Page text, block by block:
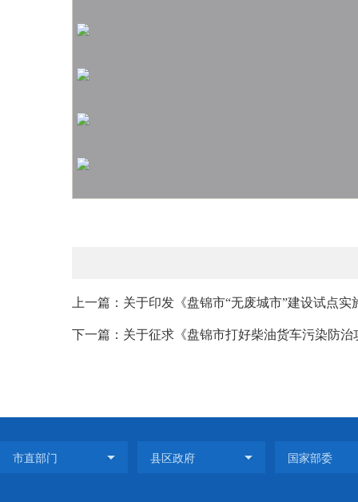
上一篇：关于印发《盘锦市“无废城市”建设试点实
下一篇：关于征求《盘锦市打好柴油货车污染防